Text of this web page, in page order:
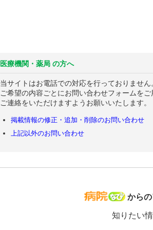
医療機関・薬局 の方へ
当サイトはお電話での対応を行っておりません
ご希望の内容ごとにお問い合わせフォームを
ご連絡をいただけますようお願いいたします。
掲載情報の修正・追加・削除のお問い合わせ
上記以外のお問い合わせ
病院な
から
知りたい